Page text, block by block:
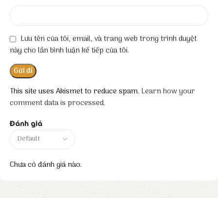
Đánh giá
Chưa có đánh giá nào.
Lưu tên của tôi, email, và trang web trong trình duyệt
này cho lần bình luận kế tiếp của tôi.
This site uses Akismet to reduce spam. Learn how your
comment data is processed.